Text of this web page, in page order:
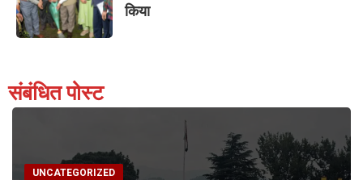
किया
संबंधित पोस्ट
UNCATEGORIZED